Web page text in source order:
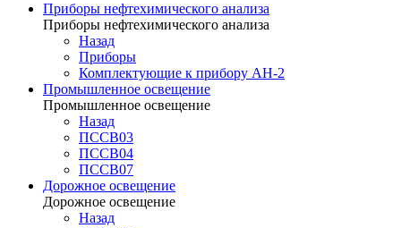
Приборы нефтехимического анализа
Приборы нефтехимического анализа
Назад
Приборы
Комплектующие к прибору АН-2
Промышленное освещение
Промышленное освещение
Назад
ПССВ03
ПССВ04
ПССВ07
Дорожное освещение
Дорожное освещение
Назад